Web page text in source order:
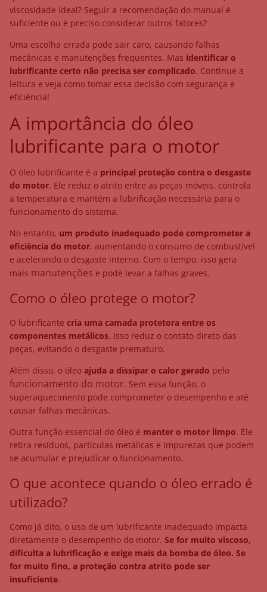
viscosidade ideal? Seguir a recomendação do manual é
suficiente ou é preciso considerar outros fatores?
Uma escolha errada pode sair caro, causando falhas
mecânicas e manutenções frequentes. Mas identificar o
lubrificante certo não precisa ser complicado. Continue a
leitura e veja como tomar essa decisão com segurança e
eficiência!
A importância do óleo
lubrificante para o motor
O óleo lubrificante é a principal proteção contra o desgaste
do motor. Ele reduz o atrito entre as peças móveis, controla
a temperatura e mantém a lubrificação necessária para o
funcionamento do sistema.
No entanto, um produto inadequado pode comprometer a
eficiência do motor, aumentando o consumo de combustível
e acelerando o desgaste interno. Com o tempo, isso gera
mais manutenções e pode levar a falhas graves.
Como o óleo protege o motor?
O lubrificante cria uma camada protetora entre os
componentes metálicos. Isso reduz o contato direto das
peças, evitando o desgaste prematuro.
Além disso, o óleo ajuda a dissipar o calor gerado pelo
funcionamento do motor. Sem essa função, o
superaquecimento pode comprometer o desempenho e até
causar falhas mecânicas.
Outra função essencial do óleo é manter o motor limpo. Ele
retira resíduos, partículas metálicas e impurezas que podem
se acumular e prejudicar o funcionamento.
O que acontece quando o óleo errado é
utilizado?
Como já dito, o uso de um lubrificante inadequado impacta
diretamente o desempenho do motor. Se for muito viscoso,
dificulta a lubrificação e exige mais da bomba de óleo. Se
for muito fino, a proteção contra atrito pode ser
insuficiente.